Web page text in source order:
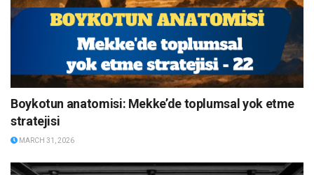
Boykotun anatomisi: Mekke’de toplumsal yok etme
stratejisi
MARCH 31, 2026